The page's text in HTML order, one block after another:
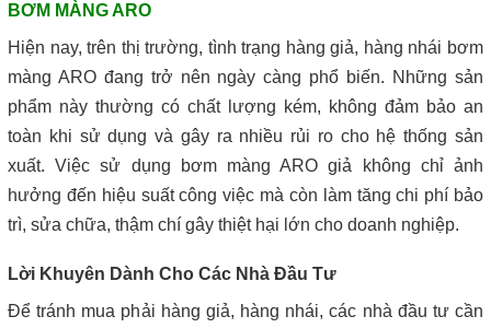
BƠM MÀNG ARO
Hiện nay, trên thị trường, tình trạng hàng giả, hàng nhái bơm
màng ARO đang trở nên ngày càng phổ biến. Những sản
phẩm này thường có chất lượng kém, không đảm bảo an
toàn khi sử dụng và gây ra nhiều rủi ro cho hệ thống sản
xuất. Việc sử dụng bơm màng ARO giả không chỉ ảnh
hưởng đến hiệu suất công việc mà còn làm tăng chi phí bảo
trì, sửa chữa, thậm chí gây thiệt hại lớn cho doanh nghiệp.
Lời Khuyên Dành Cho Các Nhà Đầu Tư
Để tránh mua phải hàng giả, hàng nhái, các nhà đầu tư cần